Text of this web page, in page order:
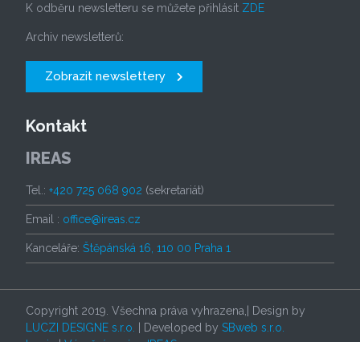
K odběru newsletteru se můžete přihlásit ZDE
Archiv newsletterů:
Zobrazit newslettery
Kontakt
IREAS
Tel.: +420 725 068 902 (sekretariát)
Email : office@ireas.cz
Kanceláře: Štěpánská 16, 110 00 Praha 1
Copyright 2019. Všechna práva vyhrazena,| Design by
LUCZI DESIGNE s.r.o.
| Developed by SBweb s.r.o.